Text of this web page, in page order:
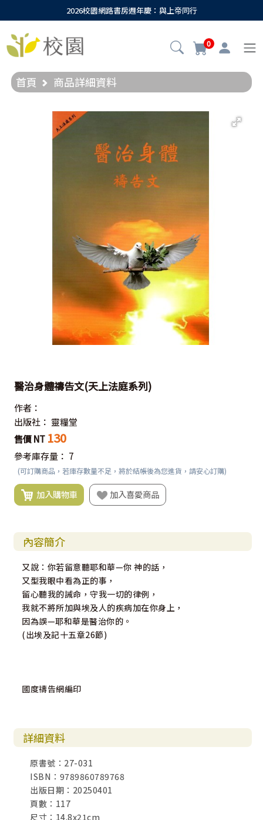
2026校園網路書房週年慶：與上帝同行
0
首頁 商品詳細資料
醫治身體禱告文(天上法庭系列)
作者：
出版社： 靈糧堂
售價 NT 130
參考庫存量： 7
(可訂購商品，若庫存數量不足，將於結帳後為您進貨，請安心訂購)
加入購物車 加入喜愛商品
內容簡介
又說：你若留意聽耶和華—你 神的話，
又型我眼中看為正的事，
留心聽我的誡命，守我一切的律例，
我就不將所加與埃及人的疾病加在你身上，
因為誤—耶和華是醫治你的。
(出埃及記十五章26節)
國度禱告網編印
詳細資料
原書號：27-031
ISBN：9789860789768
出版日期：20250401
頁數：117
尺寸：14.8x21cm